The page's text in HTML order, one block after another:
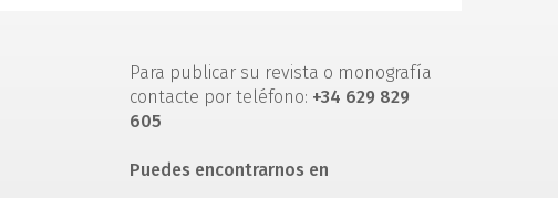
Para publicar su revista o monografía
contacte por teléfono: +34 629 829
605
Puedes encontrarnos en